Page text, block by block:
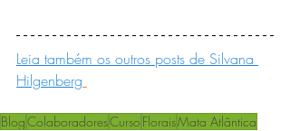
Leia também os outros posts de Silvana
Hilgenberg
BlogColaboradoresCurso FloraisMata Atlântica